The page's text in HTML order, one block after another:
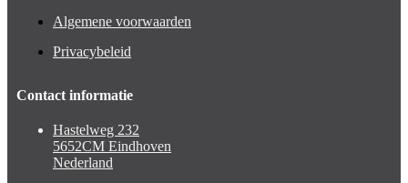
Algemene voorwaarden
Privacybeleid
Contact informatie
Hastelweg 232
5652CM Eindhoven
Nederland